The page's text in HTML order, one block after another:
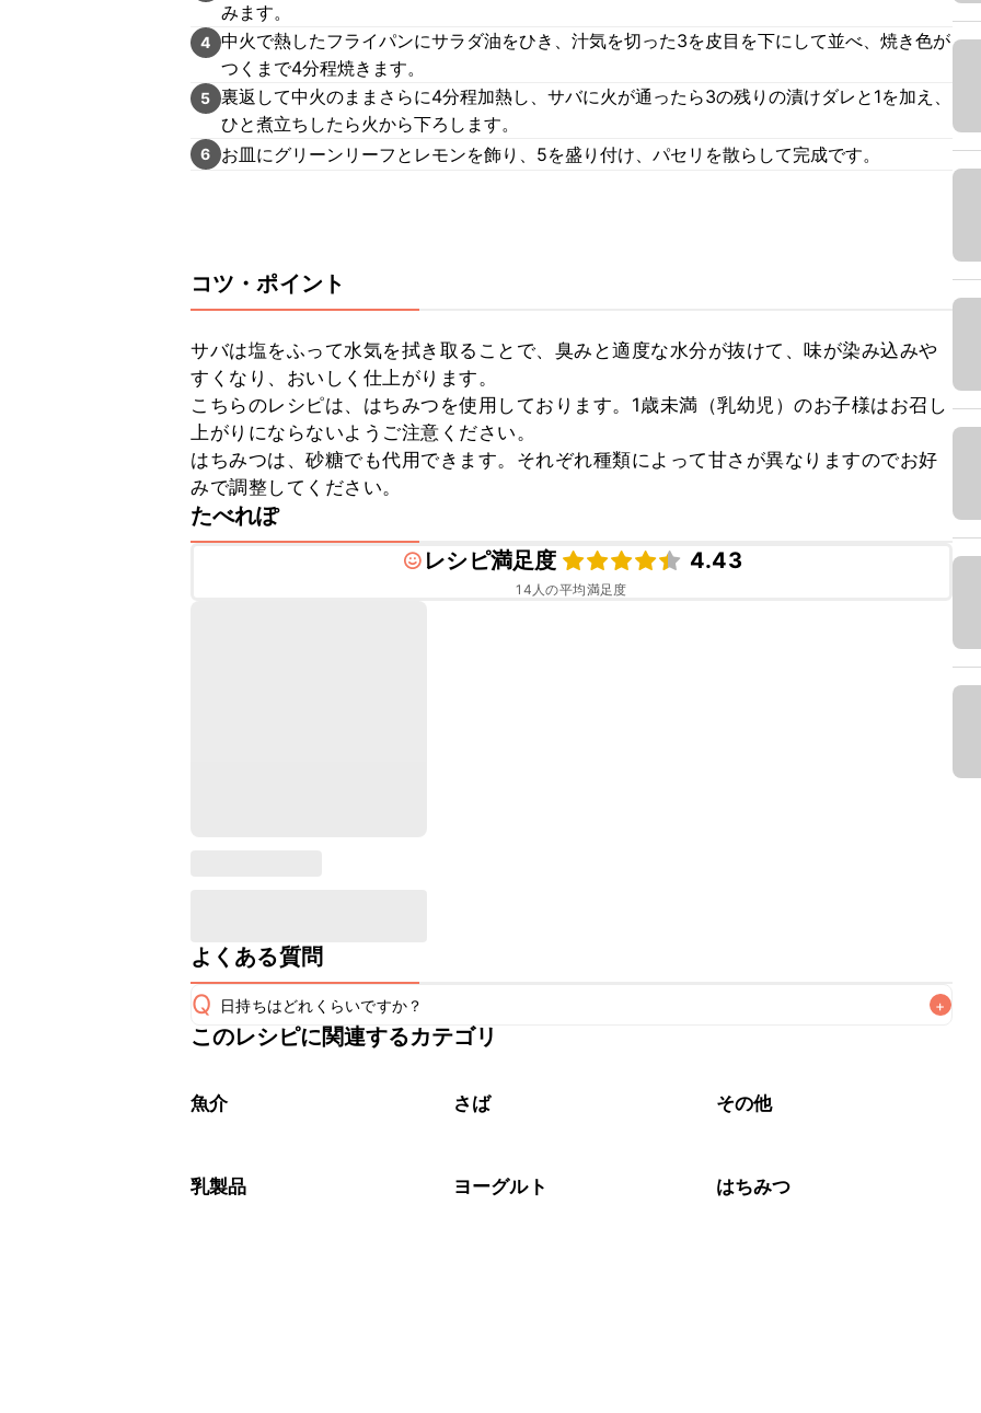
みます。
4 中火で熱したフライパンにサラダ油をひき、汁気を切った3を皮目を下にして並べ、焼き色が
つくまで4分程焼きます。
5 裏返して中火のままさらに4分程加熱し、サバに火が通ったら3の残りの漬けダレと1を加え、
ひと煮立ちしたら火から下ろします。
6 お皿にグリーンリーフとレモンを飾り、5を盛り付け、パセリを散らして完成です。
コツ・ポイント
サバは塩をふって水気を拭き取ることで、臭みと適度な水分が抜けて、味が染み込みや
すくなり、おいしく仕上がります。
こちらのレシピは、はちみつを使用しております。1歳未満（乳幼児）のお子様はお召し
上がりにならないようご注意ください。
はちみつは、砂糖でも代用できます。それぞれ種類によって甘さが異なりますのでお好
みで調整してください。
たべれぽ
レシピ満足度
4.43
14 人の平均満足度
よくある質問
Q 日持ちはどれくらいですか？ +
保存期間は冷蔵で翌日中が目安です。なるべくお早めにお召し上がりください。
※日持ちは目安です。
このレシピに関連するカテゴリ
魚介 さば その他
乳製品 ヨーグルト はちみつ